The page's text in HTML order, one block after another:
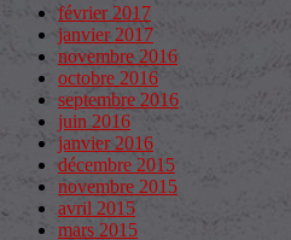
février 2017
janvier 2017
novembre 2016
octobre 2016
septembre 2016
juin 2016
janvier 2016
décembre 2015
novembre 2015
avril 2015
mars 2015